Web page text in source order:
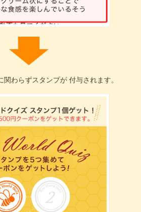
関わらずスタンプが 付与されます。